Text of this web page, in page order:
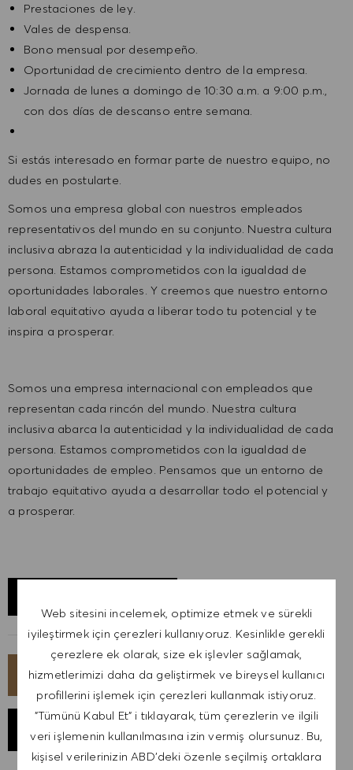
Web sitesini incelemek, optimize etmek ve sürekli
iyileştirmek için çerezleri kullanıyoruz. Kesinlikle gerekli
çerezlere ek olarak, size ek işlevler sağlamak,
hizmetlerimizi daha da geliştirmek ve bireysel kullanıcı
profillerini işlemek için çerezleri kullanmak istiyoruz.
"Tümünü Kabul Et" i tıklayarak, tüm çerezlerin ve ilgili
veri işlemenin kullanılmasına izin vermiş olursunuz. Bu,
kişisel verilerinizin ABD'deki özenle seçilmiş ortaklara
Prestaciones de ley.
Vales de despensa.
Bono mensual por desempeño.
Oportunidad de crecimiento dentro de la empresa.
Jornada de lunes a domingo de 10:30 a.m. a 9:00 p.m.,
con dos días de descanso entre semana.
Si estás interesado en formar parte de nuestro equipo, no
dudes en postularte.
Somos una empresa global con nuestros empleados
representativos del mundo en su conjunto. Nuestra cultura
inclusiva abraza la autenticidad y la individualidad de cada
persona. Estamos comprometidos con la igualdad de
oportunidades laborales. Y creemos que nuestro entorno
laboral equitativo ayuda a liberar todo tu potencial y te
inspira a prosperar.
Somos una empresa internacional con empleados que
representan cada rincón del mundo. Nuestra cultura
inclusiva abarca la autenticidad y la individualidad de cada
persona. Estamos comprometidos con la igualdad de
oportunidades de empleo. Pensamos que un entorno de
trabajo equitativo ayuda a desarrollar todo el potencial y
a prosperar.
ŞIMDI BAŞVUR
İŞI KAYDET